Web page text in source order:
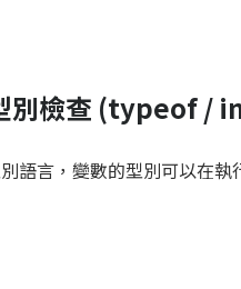
別檢查 (typeof /
語言，變數的型別可以在執